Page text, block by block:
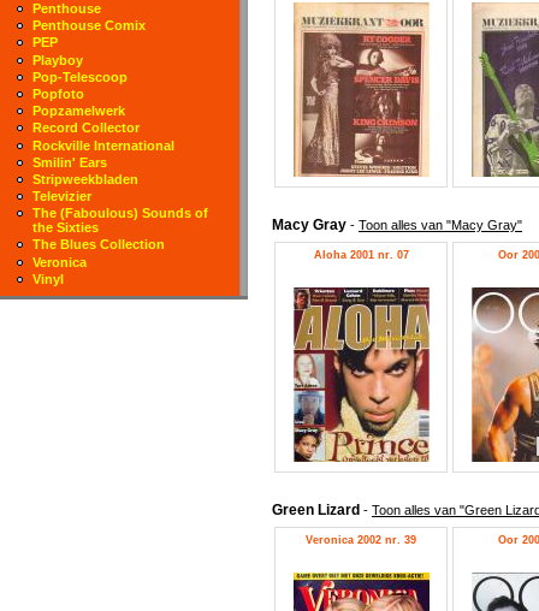
Macy Gray - Toon alles van "Macy Gray"
Aloha 2001 nr. 07 Oor
Green Lizard - Toon alles van "Green
Veronica 2002 nr. 39 Oor
Penthouse
Penthouse Comix
PEP
Playboy
Pop-Telescoop
Popfoto
Popzamelwerk
Record Collector
Rockville International
Smilin' Ears
Stripweekbladen
Televizier
The (Faboulous) Sounds of
the Sixties
The Blues Collection
Veronica
Vinyl